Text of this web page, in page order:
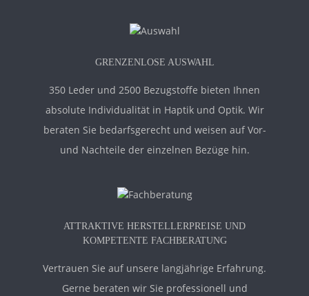
GRENZENLOSE AUSWAHL
350 Leder und 2500 Bezugstoffe bieten Ihnen
absolute Individualität in Haptik und Optik. Wir
beraten Sie bedarfsgerecht und weisen auf Vor-
und Nachteile der einzelnen Bezüge hin.
ATTRAKTIVE HERSTELLERPREISE UND
KOMPETENTE FACHBERATUNG
Vertrauen Sie auf unsere langjährige Erfahrung.
Gerne beraten wir Sie professionell und